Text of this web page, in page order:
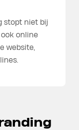
stopt niet bij
online
website,